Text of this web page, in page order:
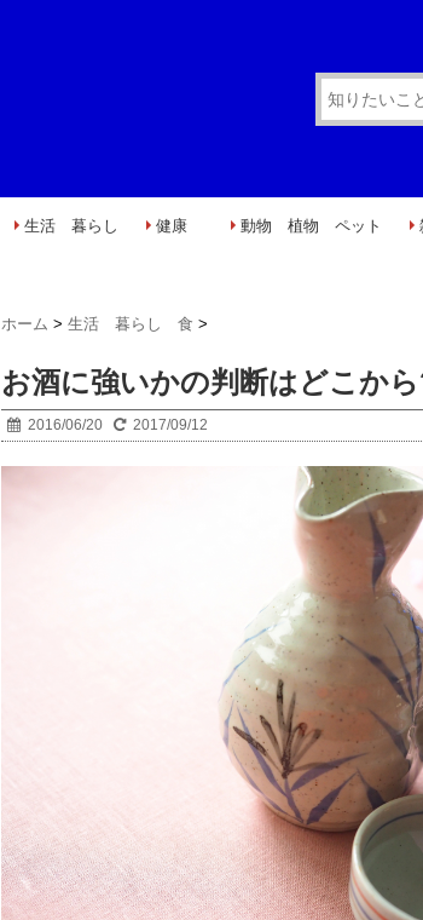
生活 暮らし 健康 動物 植物 ペット
ホーム > 生活 暮らし 食 >
お酒に強いかの判断はどこか
2016/06/20 2017/09/12